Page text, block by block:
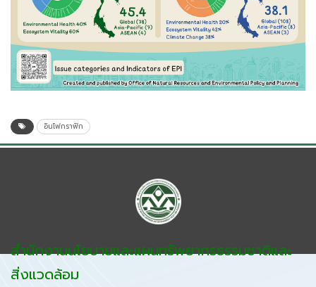
อินโฟกราฟิก
สำนักงานนโยบายและแผนทรัพยากรธรรมชาติและ
สิ่งแวดล้อม